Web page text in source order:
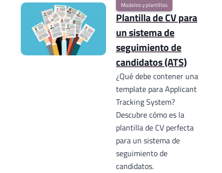
Modelos y plantillas
Plantilla de CV para
un sistema de
seguimiento de
candidatos (ATS)
¿Qué debe contener una
template para Applicant
Tracking System?
Descubre cómo es la
plantilla de CV perfecta
para un sistema de
seguimiento de
candidatos.